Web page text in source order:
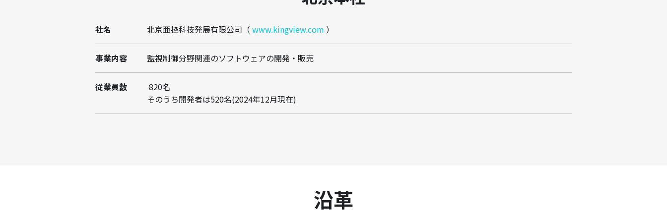
社名 北京亜控科技発展有限公司（ www.kingview.com ）
事業内容 監視制御分野関連のソフトウェアの開発・販売
従業員数
820名
そのうち開発者は520名(2024年12月現在)
沿革